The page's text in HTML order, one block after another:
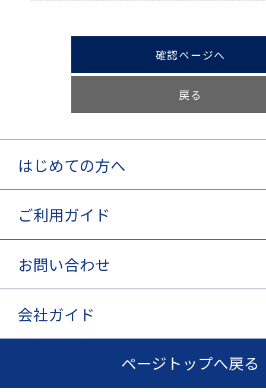
確認ページへ
戻る
はじめての方へ
ご利用ガイド
お問い合わせ
会社ガイド
ページトップへ戻る